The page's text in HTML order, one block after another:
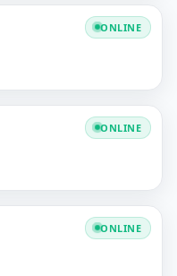
ONLINE
ONLINE
ONLINE